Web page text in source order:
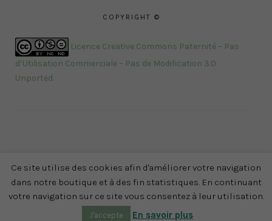
COPYRIGHT ©
Licence Creative Commons Paternité – Pas
d’Utilisation Commerciale – Pas de Modification 3.0
Unported.
Mon compte-Mentions légales-CGV- Réalisation :
adaracom.fr- Tous droits réservés MAÄ ©
Ce site utilise des cookies afin d'améliorer votre navigation
dans notre boutique et à des fin statistiques. En continuant
votre navigation sur ce site vous consentez à leur utilisation.
J'accepte En savoir plus